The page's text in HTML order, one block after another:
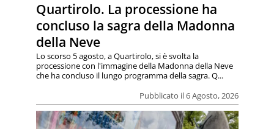
Quartirolo. La processione ha
concluso la sagra della Madonna
della Neve
Pubblicato il 6 Agosto, 2026
Lo scorso 5 agosto, a Quartirolo, si è svolta la
processione con l'immagine della Madonna della Neve
che ha concluso il lungo programma della sagra. Q...